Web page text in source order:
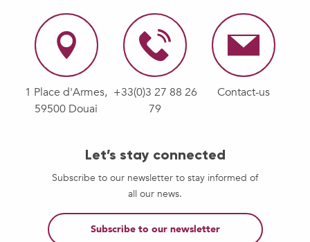
1 Place d'Armes,
59500 Douai
+33(0)3 27 88 26
79
Contact-us
Let’s stay connected
Subscribe to our newsletter to stay informed of
all our news.
Subscribe to our newsletter